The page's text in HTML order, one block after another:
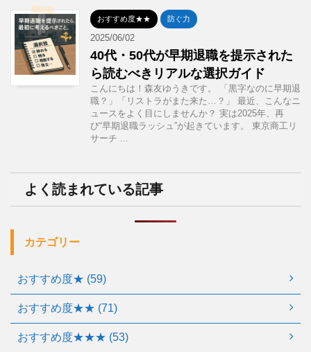
おすすめ度★★ 防ぐ力
2025/06/02
40代・50代が早期退職を提示された
ら読むべきリアルな選択ガイド
こんにちは！森友ゆうきです。 「黒字なのに早期退
職？」「リストラがまた来た…？」 最近、こんなニ
ュースをよく目にしませんか？ 実は2025年、再
び“早期退職ラッシュ”が起きています。 東京商工リ
サーチ ...
よく読まれている記事
カテゴリー
おすすめ度★ (59)
おすすめ度★★ (71)
おすすめ度★★★ (53)